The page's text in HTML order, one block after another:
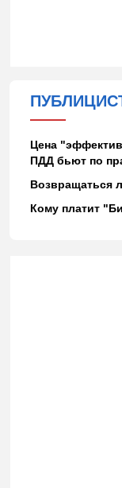
Цена
ПДД бьют по
Возвращаться
Кому платит